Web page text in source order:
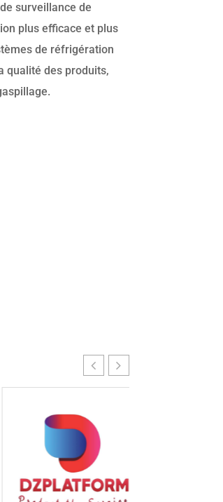
surveillance de
plus efficace et plus
de réfrigération
qualité des produits,